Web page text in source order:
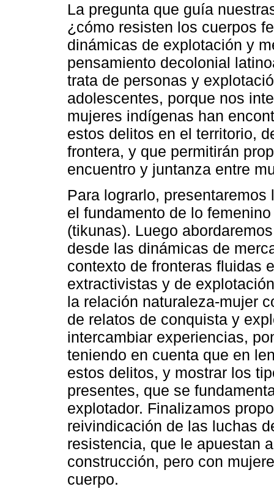
La pregunta que guía
¿cómo resisten los cuerpos
dinámicas de explotación y
pensamiento decolonial
trata de personas y
adolescentes, porque nos
mujeres indígenas han
estos delitos en el territorio,
frontera, y que permitirán
encuentro y juntanza entre
Para lograrlo,
el fundamento de lo
(tikunas). Luego
desde las dinámicas de
contexto de fronteras fluidas
extractivistas y de
la relación naturaleza-mujer
de relatos de conquista y
intercambiar experiencias,
teniendo en cuenta que en
estos delitos, y mostrar los
presentes, que se
explotador. Finalizamos
reivindicación de las luchas
resistencia, que le apuestan
construcción, pero con
cuerpo.